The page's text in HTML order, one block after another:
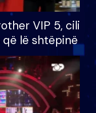
VIP 5, cili
lë shtëpinë